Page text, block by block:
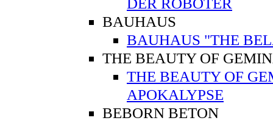
BAUHAUS
BAUHAUS "THE
THE BEAUTY OF
THE BEAUTY OF
APOKALYPSE
BEBORN BETON